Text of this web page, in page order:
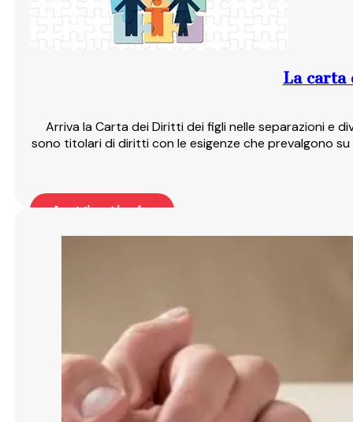
La carta
Arriva la Carta dei Diritti dei figli nelle separazioni e
sono titolari di diritti con le esigenze che prevalgono
Leggi articolo